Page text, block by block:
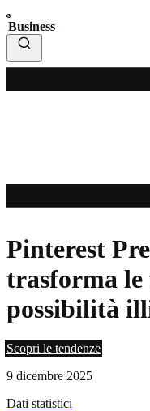
Business
Pinterest
trasforma le
possibilità
Scopri le tendenze
9 dicembre 2025
Dati statistici